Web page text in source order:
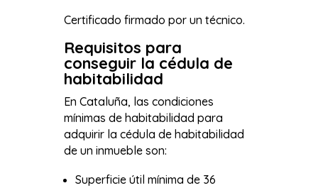
Certificado firmado por un técnico.
Requisitos para
conseguir la cédula de
habitabilidad
En Cataluña, las condiciones
mínimas de habitabilidad para
adquirir la cédula de habitabilidad
de un inmueble son:
Superficie útil mínima de 36